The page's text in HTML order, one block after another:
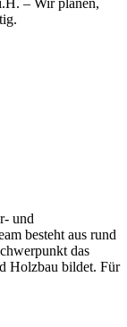
– Wir planen,
und
besteht aus rund
das
Holzbau bildet. Für